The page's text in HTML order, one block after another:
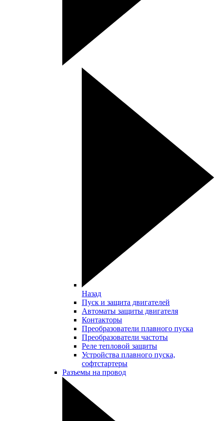
Назад
Пуск и защита двигателей
Автоматы защиты двигателя
Контакторы
Преобразователи плавного пуска
Преобразователи частоты
Реле тепловой защиты
Устройства плавного пуска,
софтстартеры
Разъемы на провод